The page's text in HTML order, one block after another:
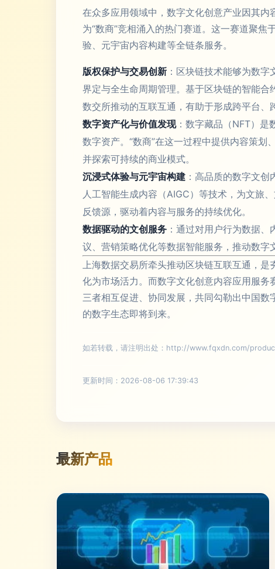
在众多应用领域中，数字文化创意产业因其
为“数商”竞相涌入的热门赛道。这一赛道聚焦
验、元宇宙内容构建等全链条服务。
版权保护与交易创新 ：区块链技术能够为数
界定与全生命周期管理。基于区块链的智能
数交所推动的互联互通，有助于形成跨平台、
数字资产化与价值发现：数字藏品（NFT）是
数字资产。“数商”在这一过程中提供内容策划
并探索可持续的商业模式。
沉浸式体验与元宇宙构建 ：高品质的数字文创
人工智能生成内容（AIGC）等技术，为文旅
反馈源，驱动着内容与服务的持续优化。
数据驱动的文创服务 ：通过对用户行为数据
议、营销策略优化等数据智能服务，推动数字
上海数据交易所牵头推动区块链互联互通，
化为市场活力。而数字文化创意内容应用服务
三者相互促进、协同发展，共同勾勒出中国
的数字生态即将到来。
如若转载，请注明出处：http://www.fqxdn.com/
更新时间：2026-08-06 17:39:43
最新产品